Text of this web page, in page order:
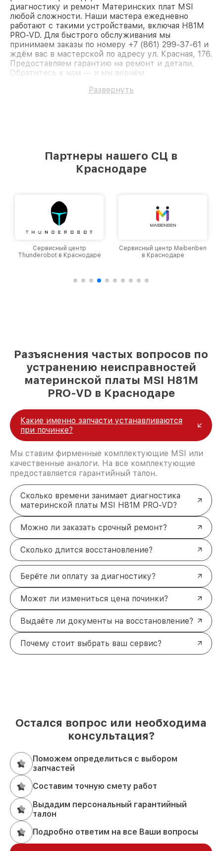
диагностику и ремонт Материнских плат MSI
любой сложности. Наши мастера ежедневно
работают с такими устройствами, включая H81M
PRO-VD. Для быстрого обслуживания мы
принимаем заказы по номеру +7 (861) 299-37-61 и
ждём вас в мастерской по адресу ул. Красная, 176.
Предоставляем гарантию на ремонт и детали.
Обратитесь к нам — и мы вернём
Развернуть
Партнеры нашего СЦ в
Краснодаре
Сервисный центр
Thunderobot в Краснодаре
Сервисный центр Maibenben
в Краснодаре
Разъяснения частых вопросов по
устранению неисправностей
материнской платы MSI H81M
PRO-VD в Краснодаре
Какие именно запчасти устанавливаются
при починке?
Мы ставим фирменные комплектующие MSI или
качественные аналоги. На все комплектующие
предоставляется гарантийный талон.
Сколько времени занимает диагностика
материнской платы MSI H81M PRO-VD?
Можно ли заказать срочный ремонт?
Сколько длится восстановление?
Берёте ли оплату за диагностику?
Может ли измениться цена починки?
Выдаёте ли документы на восстановление?
Почему стоит выбрать ваш сервис?
Остался вопрос или необходима
консультация?
Поможем определиться с выбором
запчастей
Составим точную смету работ
Выдадим персональный гарантийный
талон
Подробно ответим на все Ваши вопросы